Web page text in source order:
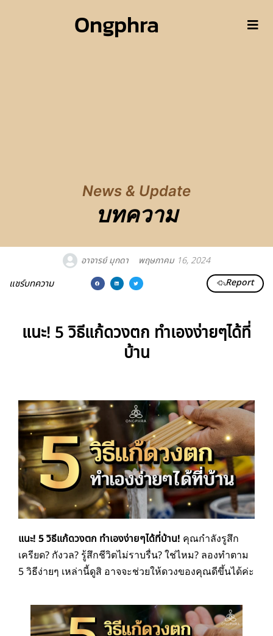
Ongphra
News & Update
บทความ
อาจารย์ มุกดา พฤษภาคม 16, 2024
แชร์บทความ Report
แนะ! 5 วิธีแก้ดวงตก ทำเองง่ายๆได้ที่
บ้าน
แนะ! 5 วิธีแก้ดวงตก ทำเองง่ายๆได้ที่บ้าน! คุณกำลังรูสึก
เครียด? กังวล? รู้สึกชีวิตไม่ราบรื่น? ใช่ไหม? ลองทำตาม
5 วิธีง่ายๆ เหล่านี้ดูสิ อาจจะช่วยให้ดวงของคุณดีขึ้นได้ค่ะ